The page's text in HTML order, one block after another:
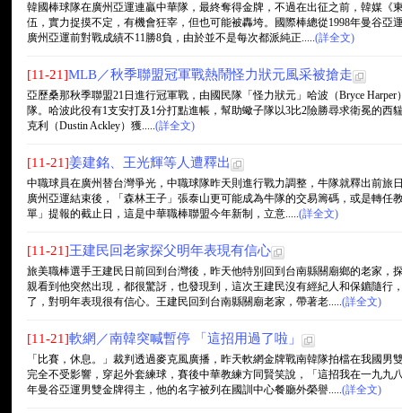
韓國棒球隊在廣州亞運連贏中華隊，最終奪得金牌，不過在出征之前，韓媒《
伍，實力捉摸不定，有機會狂宰，但也可能被轟垮。國際棒總從1998年曼谷亞
廣州亞運前對戰成績不11勝8負，由於並不是每次都派純正.....(詳全文)
[11-21]MLB／秋季聯盟冠軍戰熱鬧怪力狀元風采被搶走
亞歷桑那秋季聯盟21日進行冠軍戰，由國民隊「怪力狀元」哈波（Bryce
隊。哈波此役有1支安打及1分打點進帳，幫助蠍子隊以3比2險勝尋求衛冕的
克利（Dustin Ackley）獲.....(詳全文)
[11-21]姜建銘、王光輝等人遭釋出
中職球員在廣州替台灣爭光，中職球隊昨天則進行戰力調整，牛隊就釋出前旅
廣州亞運結束後，「森林王子」張泰山更可能成為牛隊的交易籌碼，或是轉任
單」提報的截止日，這是中華職棒聯盟今年新制，立意.....(詳全文)
[11-21]王建民回老家探父明年表現有信心
旅美職棒選手王建民日前回到台灣後，昨天他特別回到台南縣關廟鄉的老家，
親看到他突然出現，都很驚訝，也發現到，這次王建民沒有經紀人和保鑣隨行
了，對明年表現很有信心。王建民回到台南縣關廟老家，帶著老.....(詳全文)
[11-21]軟網／南韓突喊暫停 「這招用過了啦」
「比賽，休息。」裁判透過麥克風廣播，昨天軟網金牌戰南韓隊拍檔在我國
完全不受影響，穿起外套練球，賽後中華教練方同賢笑說，「這招我在一九九
年曼谷亞運男雙金牌得主，他的名字被列在國訓中心餐廳外榮譽.....(詳全文)